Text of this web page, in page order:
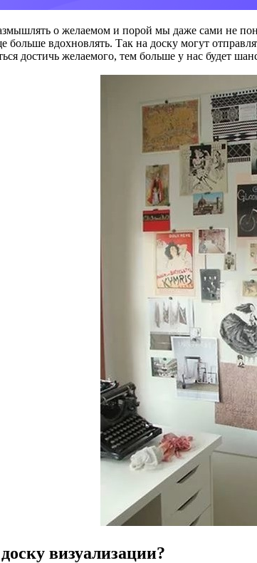
о желаемом и порой мы даже сами не
больше вдохновлять. Так на доску могут
достичь желаемого, тем больше у нас будет
визуализации?